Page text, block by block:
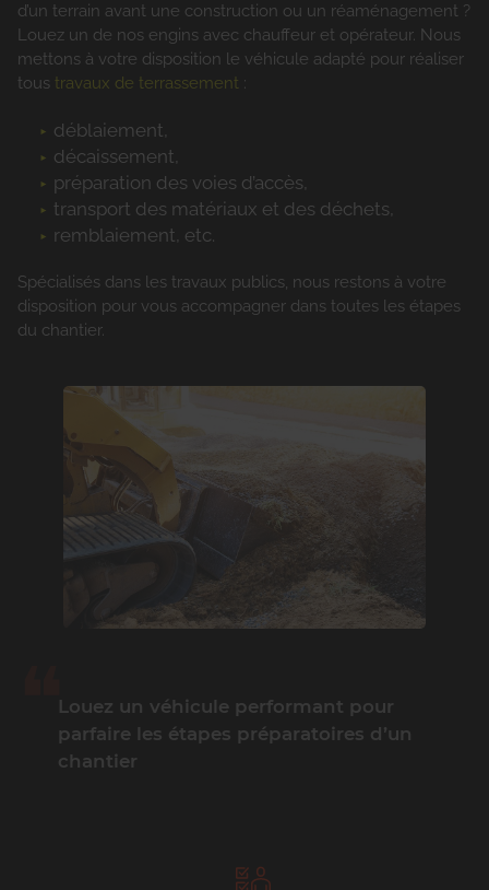
d’un terrain avant une construction ou un réaménagement ?
Louez un de nos engins avec chauffeur et opérateur. Nous
mettons à votre disposition le véhicule adapté pour réaliser
tous travaux de terrassement :
déblaiement,
décaissement,
préparation des voies d’accès,
transport des matériaux et des déchets,
remblaiement, etc.
Spécialisés dans les travaux publics, nous restons à votre
disposition pour vous accompagner dans toutes les étapes
du chantier.
Louez un véhicule performant pour
parfaire les étapes préparatoires d’un
chantier